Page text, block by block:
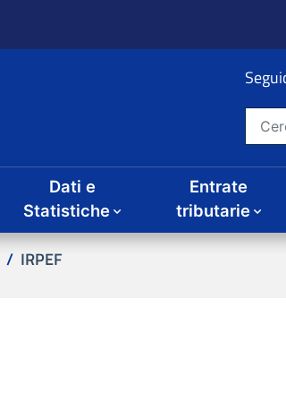
Cerca nel
Dati e
Statistiche
Entrate
tributarie
IRPEF